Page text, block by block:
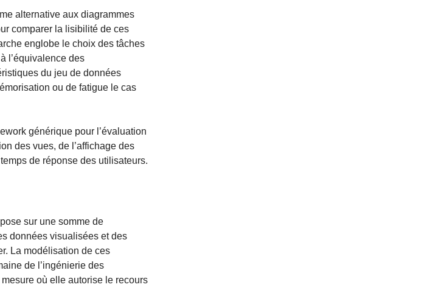
alternative aux diagrammes
comparer la lisibilité de ces
englobe le choix des tâches
l’équivalence des
du jeu de données
ou de fatigue le cas
générique pour l’évaluation
des vues, de l’affichage des
de réponse des utilisateurs.
sur une somme de
données visualisées et des
La modélisation de ces
de l’ingénierie des
où elle autorise le recours